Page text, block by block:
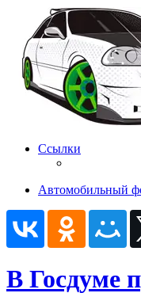
Ссылки
Автомобильный
В Госдуме